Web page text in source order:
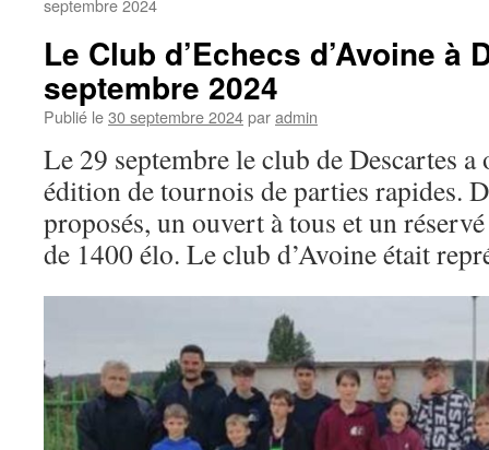
septembre 2024
Le Club d’Echecs d’Avoine à
septembre 2024
Publié le30 septembre 2024paradmin
Le 29 septembre le club de Descartes a
édition de tournois de parties rapides.
proposés, un ouvert à tous et un
de 1400 élo. Le club d’Avoine était